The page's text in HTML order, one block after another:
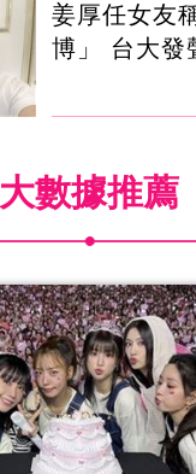
姜厚任女友
博」 台大發
大數據推薦